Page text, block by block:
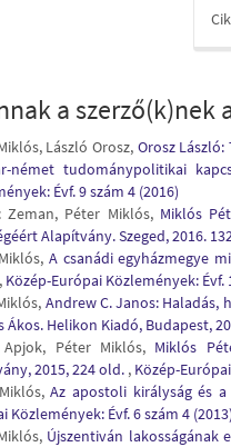
a
László Orosz, Orosz
német tudománypolitikai
Évf. 9 szám 4 (2016)
Zeman, Péter Miklós, Miklós
Alapítvány. Szeged, 2016.
A csanádi egyházmegye
, Közép-Európai Közlemények: Évf.
Andrew C. Janos: Haladás,
Ákos. Helikon Kiadó, Budapest,
Apjok, Péter Miklós, Miklós
2015, 224 old. , Közép-
Az apostoli királyság és
Közlemények: Évf. 6 szám 4 (2013)
Újszentiván lakosságának